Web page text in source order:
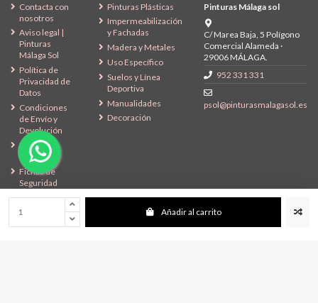
Añadir al carrito
Contacta con
nosotros
Aviso legal |
Pinturas
Málaga Sol
Política de
Privacidad de
Datos
Condiciones
de Envío y
Devolución
Política de
Cookies
Fichas de
Seguridad
Pinturas Plásticas
Impermeabilización
y Fachadas
Madera y Metales
Uso Específico
Suelos y Línea
Deportiva
Manualidades
Decoración
Pinturas Málaga sol
C/ Marea Baja, 5 Polígono
Comercial Alameda ·
29006 MÁLAGA.
952 331 331
psol@pinturasmalagasol.es